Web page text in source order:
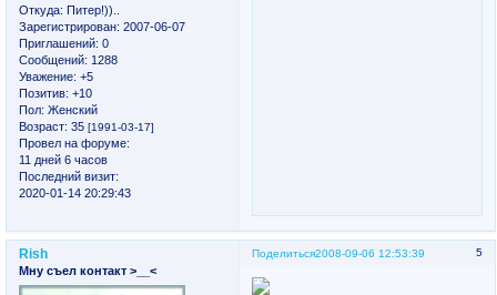
Откуда: Питер!))..
Зарегистрирован: 2007-06-07
Приглашений: 0
Сообщений: 1288
Уважение: +5
Позитив: +10
Пол: Женский
Возраст: 35 [1991-03-17]
Провел на форуме:
11 дней 6 часов
Последний визит:
2020-01-14 20:29:43
Поделиться 5
2008-09-06 12:53:39
Rish
Мну съел контакт >__<